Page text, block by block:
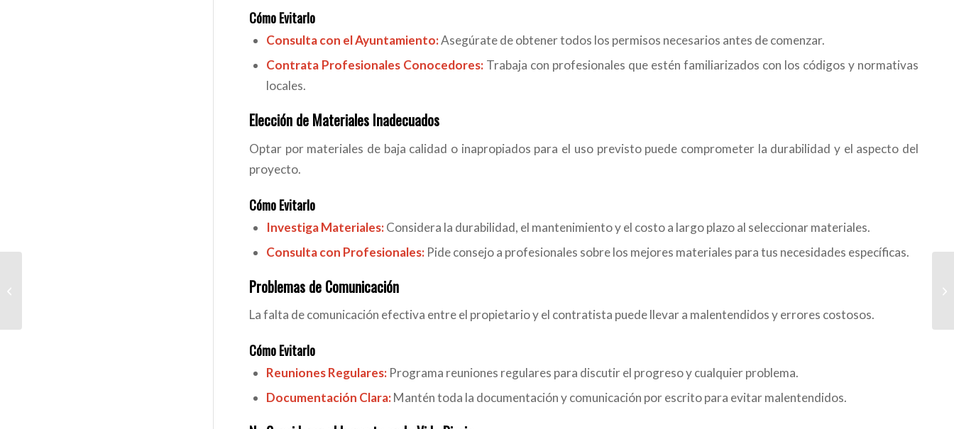
Cómo Evitarlo
Consulta con el Ayuntamiento:Asegúrate de obtener todos los permisos necesarios antes de comenzar.
Contrata Profesionales Conocedores: Trabaja con profesionales que estén familiarizados con los códigos y normativas
locales.
Elección de Materiales Inadecuados
Optar por materiales de baja calidad o inapropiados para el uso previsto puede comprometer la durabilidad y el aspecto del
proyecto.
Cómo Evitarlo
Investiga Materiales:Considera la durabilidad, el mantenimiento y el costo a largo plazo al seleccionar materiales.
Consulta con Profesionales: Pide consejo a profesionales sobre los mejores materiales para tus necesidades específicas.
Problemas de Comunicación
La falta de comunicación efectiva entre el propietario y el contratista puede llevar a malentendidos y errores costosos.
Cómo Evitarlo
Reuniones Regulares: Programa reuniones regulares para discutir el progreso y cualquier problema.
Documentación Clara:Mantén toda la documentación y comunicación por escrito para evitar malentendidos.